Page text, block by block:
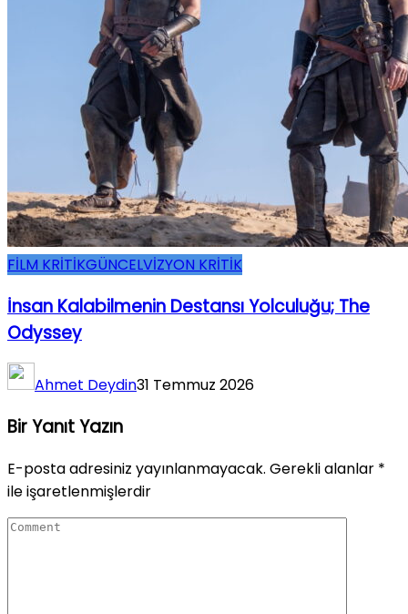
FİLM KRİTİKGÜNCELVİZYON KRİTİK
İnsan Kalabilmenin Destansı Yolculuğu; The
Odyssey
Ahmet Deydin31 Temmuz 2026
Bir Yanıt Yazın
E-posta adresiniz yayınlanmayacak. Gerekli alanlar *
ile işaretlenmişlerdir